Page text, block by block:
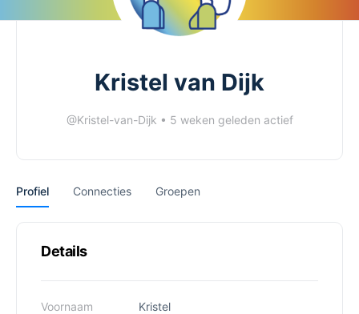
Kristel van Dijk
@Kristel-van-Dijk • 5 weken geleden actief
Profiel Connecties Groepen
Details
Voornaam Kristel